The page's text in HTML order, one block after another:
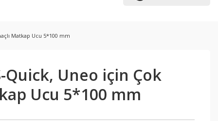
Matkap Ucu 5*100 mm
Quick, Uneo için Çok
Ucu 5*100 mm